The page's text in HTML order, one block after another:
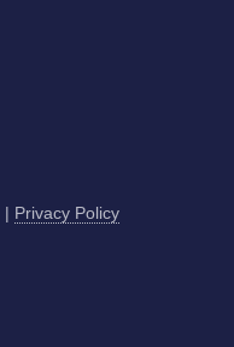
| Privacy Policy